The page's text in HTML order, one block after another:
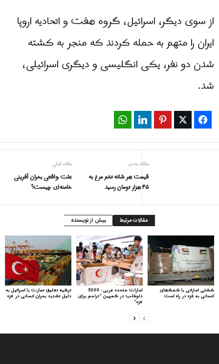
از سوی دیگر، اسرائیل، گروه هفت و اتحادیه اروپا
ایران را متهم به حمله کردند که منجر به کشته
شدن دو نفر، یکی انگلیسی و دیگری اسرائیلی،
شد.
Facebook
Twitter
Pinterest
LinkedIn
مقاله قبلی
علت واقعی بحران آفرینی
خامنه‌ای چیست؟
مقاله بعدی
قیمت هر شانه تخم مرغ به
۴۵ هزار تومان رسید
مقالات مرتبط بیش از نویسنده
ترکیه تعلیق تجارت با اسرائیل به
دلیل تشدید بحران انسانی در غزه
امارات متحده عربی: 5000
داوطلب در کمپین “تراحم برای
غزه”
کشتی اماراتی با کمک‌های
انسانی به غزه در راه است